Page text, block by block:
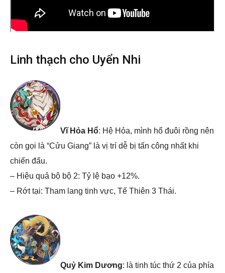
Linh thạch cho Uyển Nhi
Vĩ Hỏa Hổ: Hệ Hỏa, mình hổ đuôi rồng nên
còn gọi là “Cửu Giang” là vị trí dễ bị tấn công nhất khi
chiến đấu.
– Hiệu quả bộ bộ 2: Tỷ lệ bạo +12%.
– Rớt tại: Tham lang tinh vực, Tế Thiên 3 Thái.
Quỷ Kim Dương: là tinh túc thứ 2 của phía